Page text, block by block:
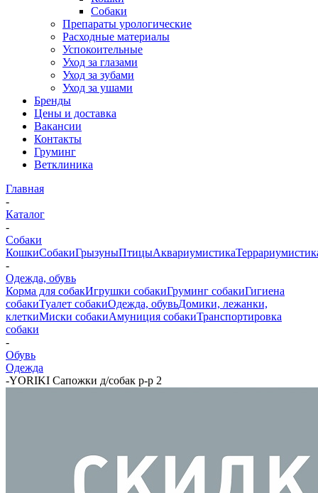
Собаки
Препараты урологические
Расходные материалы
Успокоительные
Уход за глазами
Уход за зубами
Уход за ушами
Бренды
Цены и доставка
Вакансии
Контакты
Груминг
Ветклиника
Главная
-
Каталог
-
Собаки
КошкиСобакиГрызуныПтицыАквариумистика
-
Одежда, обувь
Корма для собакИгрушки собакиГруминг собакиГигиена
собакиТуалет собакиОдежда, обувьДомики, лежанки,
клеткиМиски собакиАмуниция собакиТранспортировка
собаки
-
Обувь
Одежда
-YORIKI Сапожки д/собак р-р 2